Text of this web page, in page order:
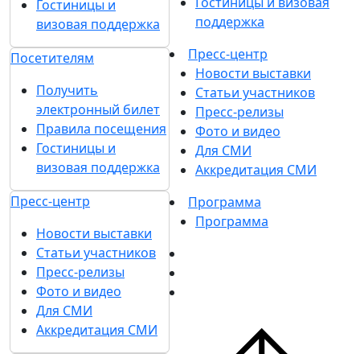
Гостиницы и
визовая поддержка
Посетителям
Получить
электронный билет
Правила посещения
Гостиницы и
визовая поддержка
Пресс-центр
Новости выставки
Статьи участников
Пресс-релизы
Фото и видео
Для СМИ
Аккредитация СМИ
поддержка
Пресс-центр
Новости выставки
Статьи участников
Пресс-релизы
Фото и видео
Для СМИ
Аккредитация СМИ
Программа
Программа